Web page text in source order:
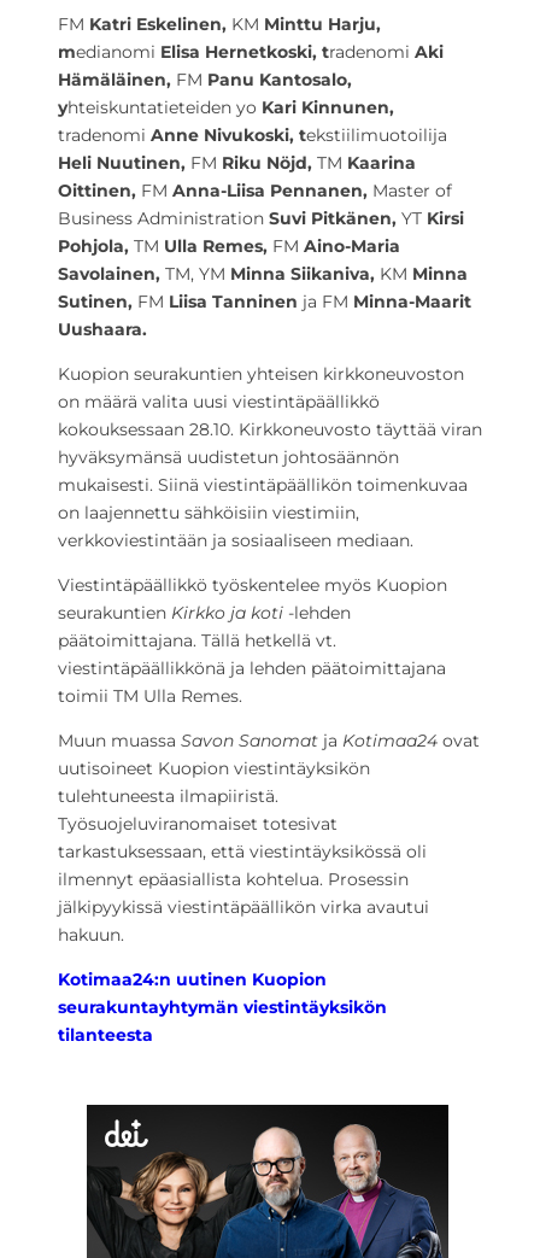
FM Katri Eskelinen, KM Minttu Harju,
medianomi Elisa Hernetkoski, tradenomi Aki
Hämäläinen, FM Panu Kantosalo,
yhteiskuntatieteiden yo Kari Kinnunen,
tradenomi Anne Nivukoski, tekstiilimuotoilija
Heli Nuutinen, FM Riku Nöjd, TM Kaarina
Oittinen, FM Anna-Liisa Pennanen, Master of
Business Administration Suvi Pitkänen, YT Kirsi
Pohjola, TM Ulla Remes, FM Aino-Maria
Savolainen, TM, YM Minna Siikaniva, KM Minna
Sutinen, FM Liisa Tanninen ja FM Minna-Maarit
Uushaara.
Kuopion seurakuntien yhteisen kirkkoneuvoston
on määrä valita uusi viestintäpäällikkö
kokouksessaan 28.10. Kirkkoneuvosto täyttää viran
hyväksymänsä uudistetun johtosäännön
mukaisesti. Siinä viestintäpäällikön toimenkuvaa
on laajennettu sähköisiin viestimiin,
verkkoviestintään ja sosiaaliseen mediaan.
Viestintäpäällikkö työskentelee myös Kuopion
seurakuntien Kirkko ja koti -lehden
päätoimittajana. Tällä hetkellä vt.
viestintäpäällikkönä ja lehden päätoimittajana
toimii TM Ulla Remes.
Muun muassa Savon Sanomat ja Kotimaa24 ovat
uutisoineet Kuopion viestintäyksikön
tulehtuneesta ilmapiiristä.
Työsuojeluviranomaiset totesivat
tarkastuksessaan, että viestintäyksikössä oli
ilmennyt epäasiallista kohtelua. Prosessin
jälkipyykissä viestintäpäällikön virka avautui
hakuun.
Kotimaa24:n uutinen Kuopion
seurakuntayhtymän viestintäyksikön
tilanteesta